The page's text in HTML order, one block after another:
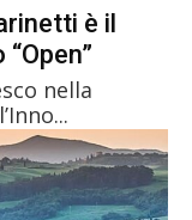
è il
nella
dell’Inno...